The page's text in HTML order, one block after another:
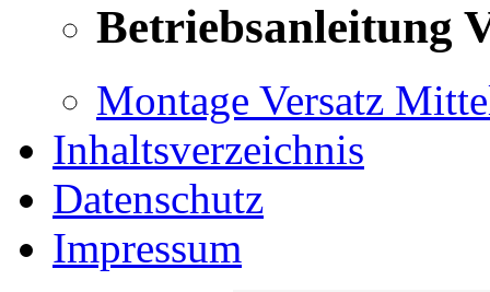
Betriebsanleitung
Montage Versatz
Inhaltsverzeichnis
Datenschutz
Impressum